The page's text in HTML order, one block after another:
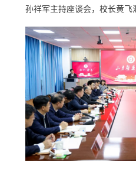
孙祥军主持座谈会，校长黄飞